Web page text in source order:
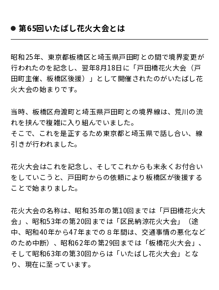
第65回いたばし花火大会とは
昭和25年、東京都板橋区と埼玉県戸田町との間で境界変更が
行われたのを記念し、翌年8月18日に「戸田橋花火大会（戸
田町主催、板橋区後援）」として開催されたのがいたばし花
火大会の始まりです。
当時、板橋区舟渡町と埼玉県戸田町との境界線は、荒川の流
れを挟んで複雑に入り組んでいました。
そこで、これを是正するため東京都と埼玉県で話し合い、線
引きが行われました。
花火大会はこれを記念し、そしてこれからも末永くお付合い
をしていこうと、戸田町からの依頼により板橋区が後援する
ことで始まりました。
花火大会の名称は、昭和35年の第10回までは「戸田橋花火大
会」、昭和53年の第20回までは「区民納涼花火大会」（途
中、昭和40年から47年までの８年間は、交通事情の悪化など
のため中断）、昭和62年の第29回までは「板橋花火大会」、
そして昭和63年の第30回からは「いたばし花火大会」とな
り、現在に至っています。